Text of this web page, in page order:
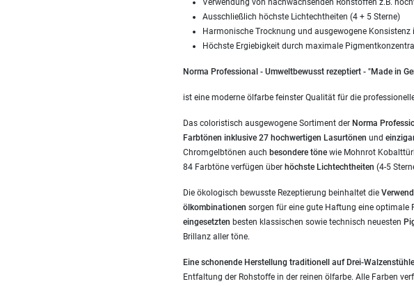
Verwendung von nachwachsenden Rohstoffen z.B.
Ausschließlich höchste Lichtechtheiten (4 + 5 Sterne)
Harmonische Trocknung und ausgewogene Konsistenz
Höchste Ergiebigkeit durch maximale
Norma Professional - Umweltbewusst rezeptiert - "Made in
ist eine moderne ölfarbe feinster Qualität für die
Das coloristisch ausgewogene Sortiment der Norma
Farbtönen inklusive 27 hochwertigen Lasurtönen und
Chromgelbtönen auch besondere töne wie Mohnrot
84 Farbtöne verfügen über höchste Lichtechtheiten (4-5
Die ökologisch bewusste Rezeptierung beinhaltet die
ölkombinationen sorgen für eine gute Haftung eine optimale
eingesetzten besten klassischen sowie technisch neuesten
Brillanz aller töne.
Eine schonende Herstellung traditionell auf Drei-
Entfaltung der Rohstoffe in der reinen ölfarbe. Alle Farben